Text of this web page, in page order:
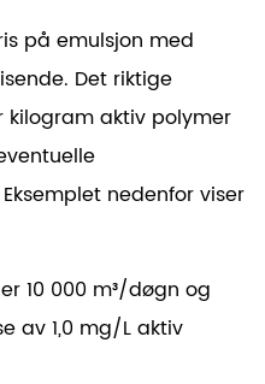
på emulsjon med
Det riktige
aktiv polymer
nedenfor viser
10 000 m³/døgn og
av1,0 mg/Laktiv